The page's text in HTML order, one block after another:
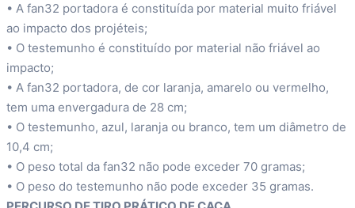
• A fan32 portadora é constituída por material muito friável
ao impacto dos projéteis;
• O testemunho é constituído por material não friável ao
impacto;
• A fan32 portadora, de cor laranja, amarelo ou vermelho,
tem uma envergadura de 28 cm;
• O testemunho, azul, laranja ou branco, tem um diâmetro de
10,4 cm;
• O peso total da fan32 não pode exceder 70 gramas;
• O peso do testemunho não pode exceder 35 gramas.